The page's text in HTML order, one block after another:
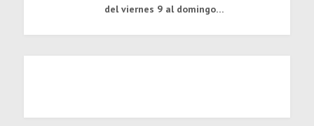
del viernes 9 al domingo…